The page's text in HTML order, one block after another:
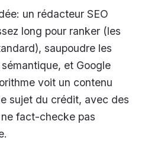
un rédacteur SEO
long pour ranker (les
saupoudre les
et Google
voit un contenu
sujet du crédit, avec des
fact-checke pas